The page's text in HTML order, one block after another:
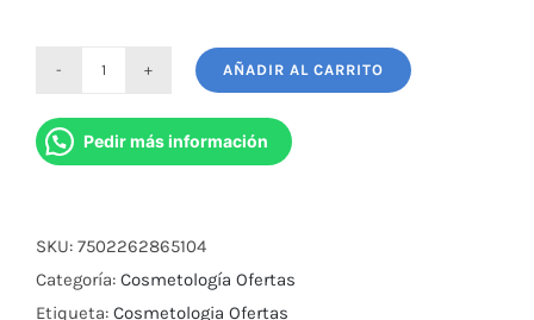
Suavizante
de
510
cantidad
AÑADIR AL CARRITO
Pedir más información
SKU: 7502262865104
Categoría: Cosmetología Ofertas
Etiqueta: Cosmetologia Ofertas